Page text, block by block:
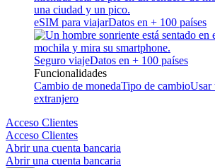
eSIM para viajarDatos en + 100 países
Seguro viajeDatos en + 100 países
Funcionalidades
Cambio de monedaTipo de cambioUsar
extranjero
Acceso Clientes
Acceso Clientes
Abrir una cuenta bancaria
Abrir una cuenta bancaria